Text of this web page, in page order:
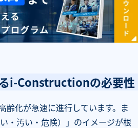
i-Constructionの必要性
齢化が急速に進行しています。ま
・汚い・危険）」のイメージが根